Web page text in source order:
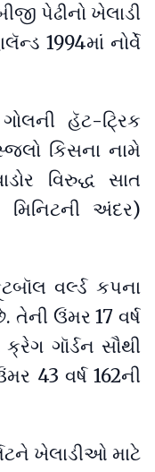
પેઢીનો ખેલાડી
1994માં નોર્વે
હૅટ-ટ્રિક
કિસના નામે
વિરુદ્ધ સાત
મિનિટની અંદર)
વર્લ્ડ કપના
તેની ઉંમર 17 વર્ષ
ગૉર્ડન સૌથી
43 વર્ષ 162ની
ખેલાડીઓ માટે